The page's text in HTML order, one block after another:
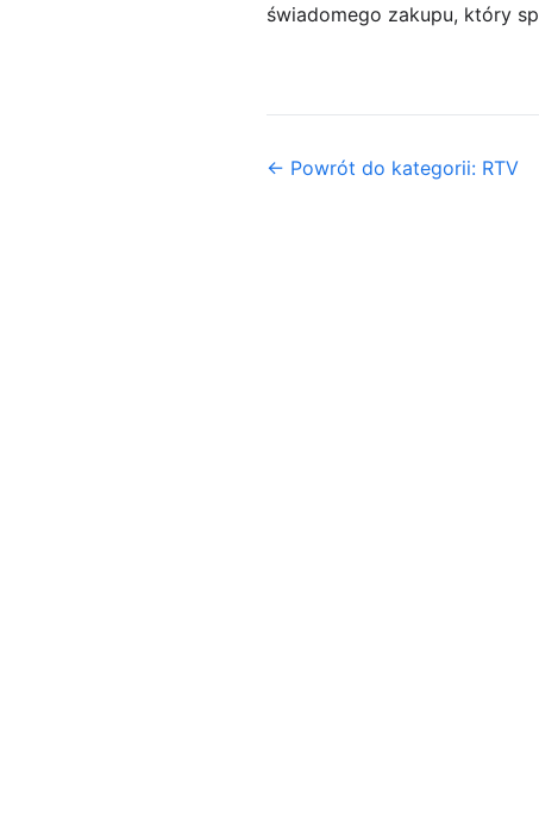
świadomego zakupu, który
← Powrót do kategorii: RTV